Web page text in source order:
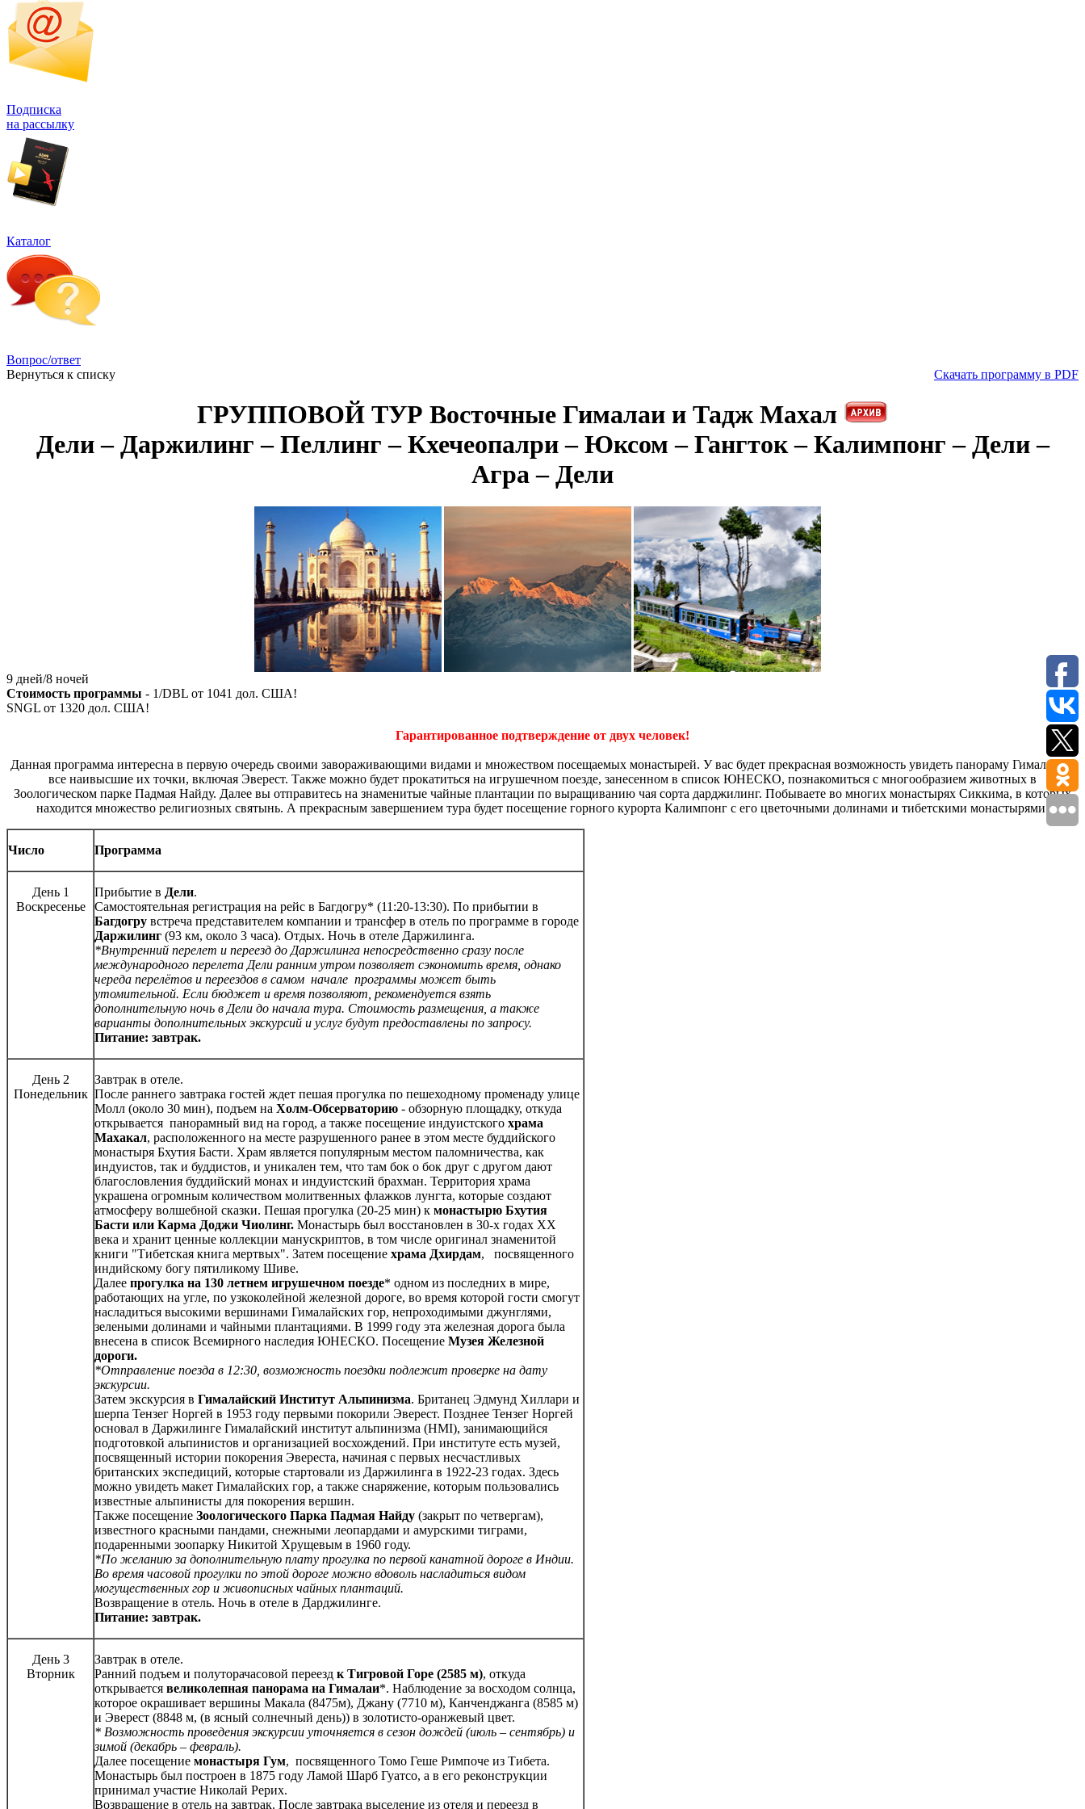
Подписка
на рассылку
Каталог
Вопрос/ответ
Вернуться к списку
Скачать программу в PDF
ГРУППОВОЙ ТУР Восточные Гималаи и Тадж Махал
Дели – Даржилинг – Пеллинг – Кхечеопалри – Юксом – Гангток – Калимпонг – Дели –
Агра – Дели
9 дней/8 ночей
Стоимость программы - 1/DBL от 1041 дол. США!
SNGL от 1320 дол. США!
Гарантированное подтверждение от двух человек!
Данная программа интересна в первую очередь своими завораживающими видами и множеством посещаемых монастырей. У вас будет прекрасная возможность увидеть панораму Гималаев и
все наивысшие их точки, включая Эверест. Также можно будет прокатиться на игрушечном поезде, занесенном в список ЮНЕСКО, познакомиться с многообразием животных в
Зоологическом парке Падмая Найду. Далее вы отправитесь на знаменитые чайные плантации по выращиванию чая сорта дарджилинг. Побываете во многих монастырях Сиккима, в которых
находится множество религиозных святынь. А прекрасным завершением тура будет посещение горного курорта Калимпонг с его цветочными долинами и тибетскими монастырями.
Число Программа
День 1
Воскресенье
Прибытие в Дели.
Самостоятельная регистрация на рейс в Багдогру* (11:20-13:30). По прибытии в
Багдогру встреча представителем компании и трансфер в отель по программе в городе
Даржилинг (93 км, около 3 часа). Отдых. Ночь в отеле Даржилинга.
*Внутренний перелет и переезд до Даржилинга непосредственно сразу после
международного перелета Дели ранним утром позволяет сэкономить время, однако
череда перелётов и переездов в самом начале программы может быть
утомительной. Если бюджет и время позволяют, рекомендуется взять
дополнительную ночь в Дели до начала тура. Стоимость размещения, а также
варианты дополнительных экскурсий и услуг будут предоставлены по запросу.
Питание: завтрак.
День 2
Понедельник
Завтрак в отеле.
После раннего завтрака гостей ждет пешая прогулка по пешеходному променаду улице
Молл (около 30 мин), подъем на Холм-Обсерваторию - обзорную площадку, откуда
открывается панорамный вид на город, а также посещение индуистского храма
Махакал, расположенного на месте разрушенного ранее в этом месте буддийского
монастыря Бхутия Басти. Храм является популярным местом паломничества, как
индуистов, так и буддистов, и уникален тем, что там бок о бок друг с другом дают
благословления буддийский монах и индуистский брахман. Территория храма
украшена огромным количеством молитвенных флажков лунгта, которые создают
атмосферу волшебной сказки. Пешая прогулка (20-25 мин) к монастырю Бхутия
Басти или Карма Доджи Чиолинг. Монастырь был восстановлен в 30-х годах ХХ
века и хранит ценные коллекции манускриптов, в том числе оригинал знаменитой
книги "Тибетская книга мертвых". Затем посещение храма Дхирдам, посвященного
индийскому богу пятиликому Шиве.
Далее прогулка на 130 летнем игрушечном поезде* одном из последних в мире,
работающих на угле, по узкоколейной железной дороге, во время которой гости смогут
насладиться высокими вершинами Гималайских гор, непроходимыми джунглями,
зелеными долинами и чайными плантациями. В 1999 году эта железная дорога была
внесена в список Всемирного наследия ЮНЕСКО. Посещение Музея Железной
дороги.
*Отправление поезда в 12:30, возможность поездки подлежит проверке на дату
экскурсии.
Затем экскурсия в Гималайский Институт Альпинизма. Британец Эдмунд Хиллари и
шерпа Тензег Норгей в 1953 году первыми покорили Эверест. Позднее Тензег Норгей
основал в Даржилинге Гималайский институт альпинизма (HMI), занимающийся
подготовкой альпинистов и организацией восхождений. При институте есть музей,
посвященный истории покорения Эвереста, начиная с первых несчастливых
британских экспедиций, которые стартовали из Даржилинга в 1922-23 годах. Здесь
можно увидеть макет Гималайских гор, а также снаряжение, которым пользовались
известные альпинисты для покорения вершин.
Также посещение Зоологического Парка Падмая Найду (закрыт по четвергам),
известного красными пандами, снежными леопардами и амурскими тиграми,
подаренными зоопарку Никитой Хрущевым в 1960 году.
*По желанию за дополнительную плату прогулка по первой канатной дороге в Индии.
Во время часовой прогулки по этой дороге можно вдоволь насладиться видом
могущественных гор и живописных чайных плантаций.
Возвращение в отель. Ночь в отеле в Дарджилинге.
Питание: завтрак.
День 3
Вторник
Завтрак в отеле.
Ранний подъем и полуторачасовой переезд к Тигровой Горе (2585 м), откуда
открывается великолепная панорама на Гималаи*. Наблюдение за восходом солнца,
которое окрашивает вершины Макала (8475м), Джану (7710 м), Канченджанга (8585 м)
и Эверест (8848 м, (в ясный солнечный день)) в золотисто-оранжевый цвет.
* Возможность проведения экскурсии уточняется в сезон дождей (июль – сентябрь) и
зимой (декабрь – февраль).
Далее посещение монастыря Гум, посвященного Томо Геше Римпоче из Тибета.
Монастырь был построен в 1875 году Ламой Шарб Гуатсо, а в его реконструкции
принимал участие Николай Рерих.
Возвращение в отель на завтрак. После завтрака выселение из отеля и переезд в